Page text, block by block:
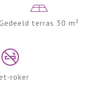
terras 30 m²
roker